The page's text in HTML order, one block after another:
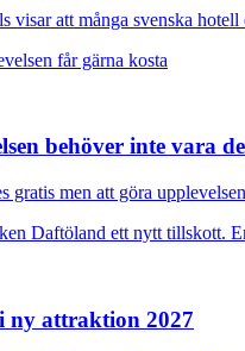
att många svenska
behöver inte vara
gratis men att göra
ny attraktion 2027